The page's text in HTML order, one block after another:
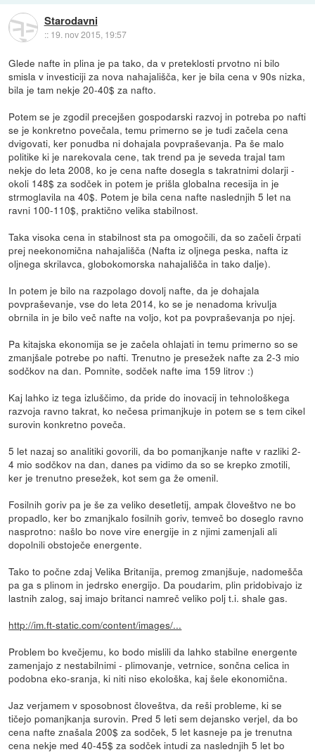
Starodavni
:: 19. nov 2015, 19:57
Glede nafte in plina je pa tako, da v preteklosti prvotno ni bilo
smisla v investiciji za nova nahajališča, ker je bila cena v 90s nizka,
bila je tam nekje 20-40$ za nafto.
Potem se je zgodil precejšen gospodarski razvoj in potreba po nafti
se je konkretno povečala, temu primerno se je tudi začela cena
dvigovati, ker ponudba ni dohajala povpraševanja. Pa še malo
politike ki je narekovala cene, tak trend pa je seveda trajal tam
nekje do leta 2008, ko je cena nafte dosegla s takratnimi dolarji -
okoli 148$ za sodček in potem je prišla globalna recesija in je
strmoglavila na 40$. Potem je bila cena nafte naslednjih 5 let na
ravni 100-110$, praktično velika stabilnost.
Taka visoka cena in stabilnost sta pa omogočili, da so začeli črpati
prej neekonomična nahajališča (Nafta iz oljnega peska, nafta iz
oljnega skrilavca, globokomorska nahajališča in tako dalje).
In potem je bilo na razpolago dovolj nafte, da je dohajala
povpraševanje, vse do leta 2014, ko se je nenadoma krivulja
obrnila in je bilo več nafte na voljo, kot pa povpraševanja po njej.
Pa kitajska ekonomija se je začela ohlajati in temu primerno so se
zmanjšale potrebe po nafti. Trenutno je presežek nafte za 2-3 mio
sodčkov na dan. Pomnite, sodček nafte ima 159 litrov :)
Kaj lahko iz tega izluščimo, da pride do inovacij in tehnološkega
razvoja ravno takrat, ko nečesa primanjkuje in potem se s tem cikel
surovin konkretno poveča.
5 let nazaj so analitiki govorili, da bo pomanjkanje nafte v razliki 2-
4 mio sodčkov na dan, danes pa vidimo da so se krepko zmotili,
ker je trenutno presežek, kot sem ga že omenil.
Fosilnih goriv pa je še za veliko desetletij, ampak človeštvo ne bo
propadlo, ker bo zmanjkalo fosilnih goriv, temveč bo doseglo ravno
nasprotno: našlo bo nove vire energije in z njimi zamenjali ali
dopolnili obstoječe energente.
Tako to počne zdaj Velika Britanija, premog zmanjšuje, nadomešča
pa ga s plinom in jedrsko energijo. Da poudarim, plin pridobivajo iz
lastnih zalog, saj imajo britanci namreč veliko polj t.i. shale gas.
http://im.ft-static.com/content/images/...
Problem bo kvečjemu, ko bodo mislili da lahko stabilne energente
zamenjajo z nestabilnimi - plimovanje, vetrnice, sončna celica in
podobna eko-sranja, ki niti niso ekološka, kaj šele ekonomična.
Jaz verjamem v sposobnost človeštva, da reši probleme, ki se
tičejo pomanjkanja surovin. Pred 5 leti sem dejansko verjel, da bo
cena nafte znašala 200$ za sodček, 5 let kasneje pa je trenutna
cena nekje med 40-45$ za sodček intudi za naslednjih 5 let bo